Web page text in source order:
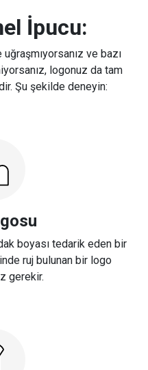
İpucu:
ve bazı
logonuz da tam
Şu şekilde deneyin:
boyası tedarik eden bir
ruj bulunan bir logo
gerekir.